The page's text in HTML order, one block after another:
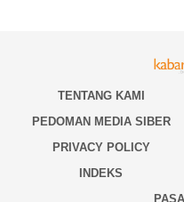
TENTANG KAMI
PEDOMAN MEDIA SIBER
PRIVACY POLICY
INDEKS